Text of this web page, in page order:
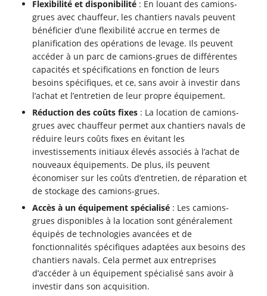
Flexibilité et disponibilité : En louant des camions-
grues avec chauffeur, les chantiers navals peuvent
bénéficier d’une flexibilité accrue en termes de
planification des opérations de levage. Ils peuvent
accéder à un parc de camions-grues de différentes
capacités et spécifications en fonction de leurs
besoins spécifiques, et ce, sans avoir à investir dans
l’achat et l’entretien de leur propre équipement.
Réduction des coûts fixes : La location de camions-
grues avec chauffeur permet aux chantiers navals de
réduire leurs coûts fixes en évitant les
investissements initiaux élevés associés à l’achat de
nouveaux équipements. De plus, ils peuvent
économiser sur les coûts d’entretien, de réparation et
de stockage des camions-grues.
Accès à un équipement spécialisé : Les camions-
grues disponibles à la location sont généralement
équipés de technologies avancées et de
fonctionnalités spécifiques adaptées aux besoins des
chantiers navals. Cela permet aux entreprises
d’accéder à un équipement spécialisé sans avoir à
investir dans son acquisition.